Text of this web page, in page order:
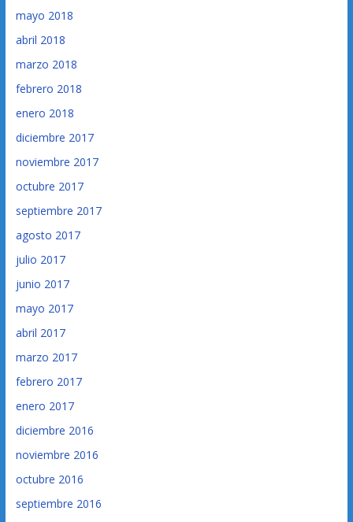
mayo 2018
abril 2018
marzo 2018
febrero 2018
enero 2018
diciembre 2017
noviembre 2017
octubre 2017
septiembre 2017
agosto 2017
julio 2017
junio 2017
mayo 2017
abril 2017
marzo 2017
febrero 2017
enero 2017
diciembre 2016
noviembre 2016
octubre 2016
septiembre 2016